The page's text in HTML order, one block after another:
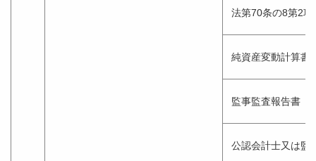
法第70条の8第2
純資産変動計算書
監事監査報告書
公認会計士又は監